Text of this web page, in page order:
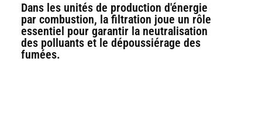
Dans les unités de production d'énergie
par combustion, la filtration joue un rôle
essentiel pour garantir la neutralisation
des polluants et le dépoussiérage des
fumées.